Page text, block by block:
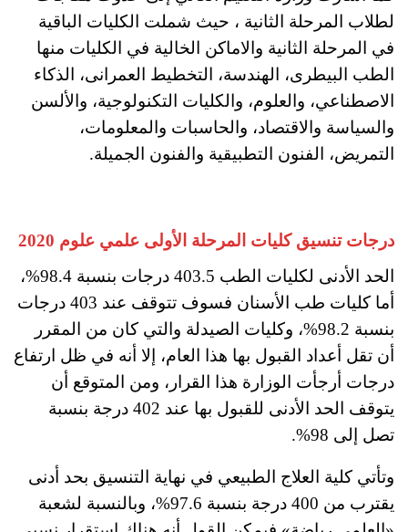
لطلاب المرحلة الثانية ، حيث شملت الكليات الباقية
في المرحلة الثانية والاماكن الخالية في الكليات منها
الطب البيطرى، الهندسة، التخطيط العمرانى، الذكاء
الاصطناعي، والعلوم، والكليات التكنولوجية، والألسن
والسياسة والاقتصاد، والحاسبات والمعلومات،
التمريض، الفنون التطبيقية والفنون الجميلة.
درجات تنسيق كليات المرحلة الأولى علمي علوم 2020
الحد الأدنى لكليات الطب 403.5 درجات بنسبة 98.4%،
أما كليات طب الأسنان فسوف تتوقف عند 403 درجات
بنسبة 98.2%، وكليات الصيدلة والتي كان من المقرر
أن تقل أعداد القبول بها هذا العام، إلا أنه في ظل ارتفاع
درجات أرجأت الوزارة هذا القرار، ومن المتوقع أن
يتوقف الحد الأدنى للقبول بها عند 402 درجة بنسبة
تصل إلى 98%.
وتأتي كلية العلاج الطبيعي في نهاية التنسيق بحد أدنى
يقترب من 400 درجة بنسبة 97.6%، وبالنسبة لشعبة